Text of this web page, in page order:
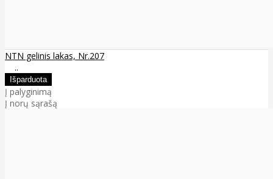
NTN gelinis lakas, Nr.207
..
Į palyginimą
Į norų sąrašą